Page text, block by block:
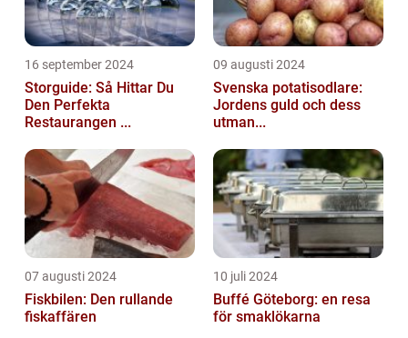
16 september 2024
Storguide: Så Hittar Du
Den Perfekta
Restaurangen ...
09 augusti 2024
Svenska potatisodlare:
Jordens guld och dess
utman...
07 augusti 2024
Fiskbilen: Den rullande
fiskaffären
10 juli 2024
Buffé Göteborg: en resa
för smaklökarna